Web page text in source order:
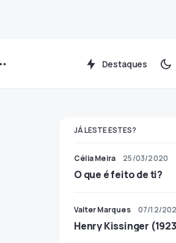
Destaques
JÁ LESTE ESTES?
Célia Meira 25/03/2020
O que é feito de ti?
Valter Marques 07/12/
Henry Kissinger